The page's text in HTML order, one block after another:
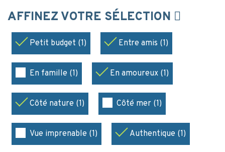
AFFINEZ VOTRE SÉLECTION
Petit budget (1) Entre amis (1)
En famille (1) En amoureux (1)
Côté nature (1) Côté mer (1)
Vue imprenable (1) Authentique (1)